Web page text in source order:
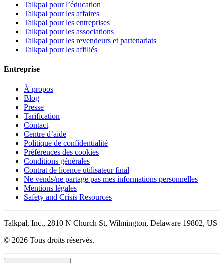
Talkpal pour l’éducation
Talkpal pour les affaires
Talkpal pour les entreprises
Talkpal pour les associations
Talkpal pour les revendeurs et partenariats
Talkpal pour les affiliés
Entreprise
À propos
Blog
Presse
Tarification
Contact
Centre d’aide
Politique de confidentialité
Préférences des cookies
Conditions générales
Contrat de licence utilisateur final
Ne vends/ne partage pas mes informations personnelles
Mentions légales
Safety and Crisis Resources
Talkpal, Inc., 2810 N Church St, Wilmington, Delaware 19802, US
© 2026 Tous droits réservés.